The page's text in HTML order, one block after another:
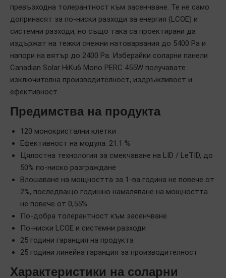
превъзходна толерантност към засенчване. Те не само
допринасят за по-ниски разходи за енергия (LCOE) и
системни разходи, но също така са проектирани да
издържат на тежки снежни натоварвания до 5400 Pa и
напори на вятър до 2400 Pa. Изберайки соларни панели
Canadian Solar HiKu6 Mono PERC 455W получавате
изключителна производителност, издръжливост и
ефективност.
Предимства на продукта
120 монокристални клетки
Ефективност на модула: 21.1 %
Цялостна технология за смекчаване на LID / LeTID, до
50% по-ниско разграждане
Влошаване на мощността за 1-ва година не повече от
2%, последващо годишно намаляване на мощността
не повече от 0,55%
По-добра толерантност към засенчване
По-ниски LCOE и системни разходи
25 години гаранция на продукта
25 години линейна гаранция за производителност
Характеристики на соларни